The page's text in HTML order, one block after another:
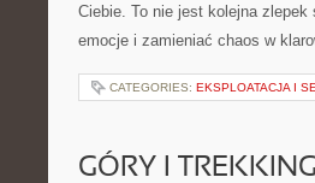
Ciebie. To nie jest kolejna
emocje i zamieniać chaos w
CATEGORIES: EKSPLOATACJA I
GÓRY I TREKKING